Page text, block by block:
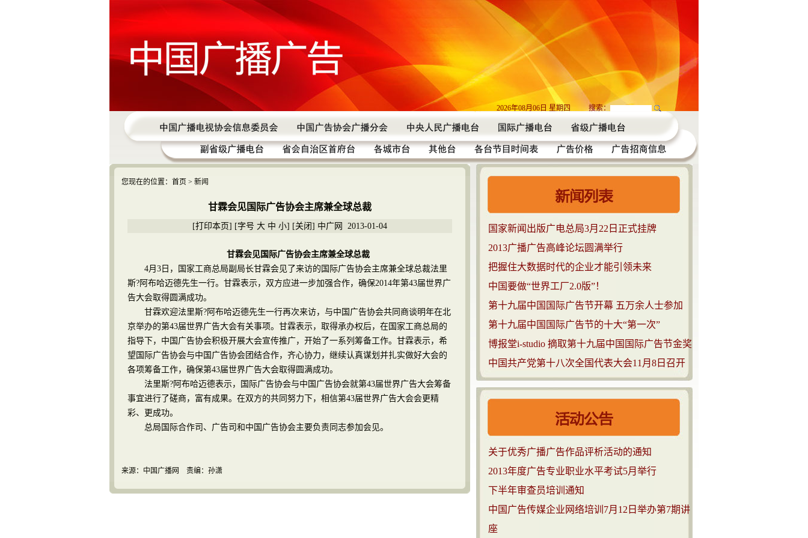
2026年08月06日 星期四 搜索：
您现在的位置： 首页 > 新闻
甘霖会见国际广告协会主席兼全球总裁
[打印本页] [字号 大 中 小] [关闭 ] 中广网 2013-01-04
甘霖会见国际广告协会主席兼全球总裁
4月3日，国家工商总局副局长甘霖会见了来访的国际广告协会主席兼全球总裁法里
斯?阿布哈迈德先生一行。甘霖表示，双方应进一步加强合作，确保2014年第43届世界广
告大会取得圆满成功。
甘霖欢迎法里斯?阿布哈迈德先生一行再次来访，与中国广告协会共同商谈明年在北
京举办的第43届世界广告大会有关事项。甘霖表示，取得承办权后，在国家工商总局的
指导下，中国广告协会积极开展大会宣传推广，开始了一系列筹备工作。甘霖表示，希
望国际广告协会与中国广告协会团结合作，齐心协力，继续认真谋划并扎实做好大会的
各项筹备工作，确保第43届世界广告大会取得圆满成功。
法里斯?阿布哈迈德表示，国际广告协会与中国广告协会就第43届世界广告大会筹备
事宜进行了磋商，富有成果。在双方的共同努力下，相信第43届世界广告大会会更精
彩、更成功。
总局国际合作司、广告司和中国广告协会主要负责同志参加会见。
来源：中国广播网 责编：孙潇
国家新闻出版广电总局3月22日正式挂牌
2013广播广告高峰论坛圆满举行
把握住大数据时代的企业才能引领未来
中国要做“世界工厂2.0版”！
第十九届中国国际广告节开幕 五万余人士参加
第十九届中国国际广告节的十大“第一次”
博报堂i-studio 摘取第十九届中国国际广告节金奖
中国共产党第十八次全国代表大会11月8日召开
关于优秀广播广告作品评析活动的通知
2013年度广告专业职业水平考试5月举行
下半年审查员培训通知
中国广告传媒企业网络培训7月12日举办第7期讲
座